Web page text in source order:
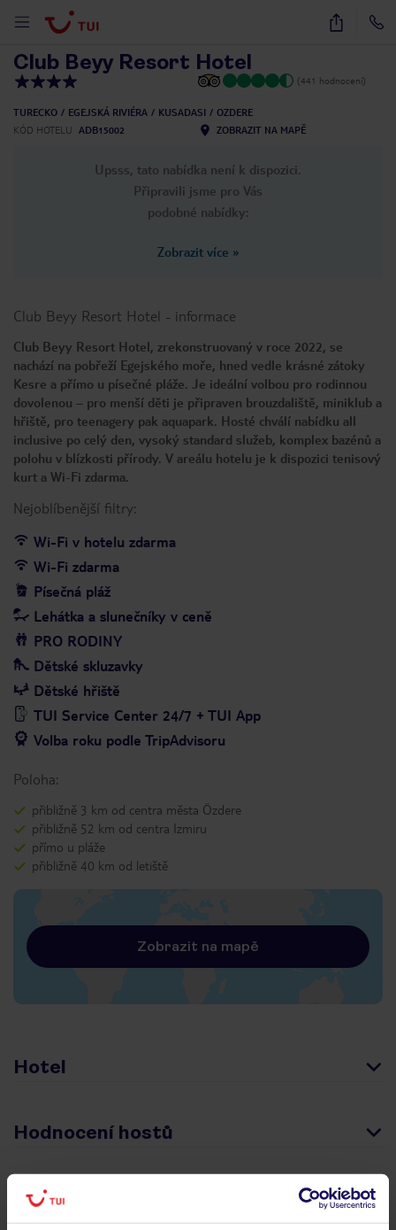
19
Club Beyy Resort Hotel
(441 hodnocení)
TURECKO EGEJSKÁ RIVIÉRA KUSADASI
OZDERE
KÓD HOTELU
ADB15002 ZOBRAZIT NA MAPĚ
Upsss, tato nabídka není k dispozici.
Připravili jsme pro Vás
podobné nabídky:
Zobrazit více »
Club Beyy Resort Hotel - informace
Club Beyy Resort Hotel, zrekonstruovaný v roce 2022, se
nachází na pobřeží Egejského moře, hned vedle krásné zátoky
Kesre a přímo u písečné pláže. Je ideální volbou pro rodinnou
dovolenou – pro menší děti je připraven brouzdaliště, miniklub a
hřiště, pro teenagery pak aquapark. Hosté chválí nabídku all
inclusive po celý den, vysoký standard služeb, komplex bazénů a
polohu v blízkosti přírody. V areálu hotelu je k dispozici tenisový
kurt a Wi-Fi zdarma.
Nejoblíbenější filtry:
Wi-Fi v hotelu zdarma
Wi-Fi zdarma
Písečná pláž
Lehátka a slunečníky v ceně
PRO RODINY
Dětské skluzavky
Dětské hřiště
TUI Service Center 24/7 + TUI App
Volba roku podle TripAdvisoru
Poloha:
přibližně 3 km od centra města Özdere
přibližně 52 km od centra Izmiru
přímo u pláže
přibližně 40 km od letiště
Zobrazit na mapě
Hotel
Hodnocení hostů
Pokoje